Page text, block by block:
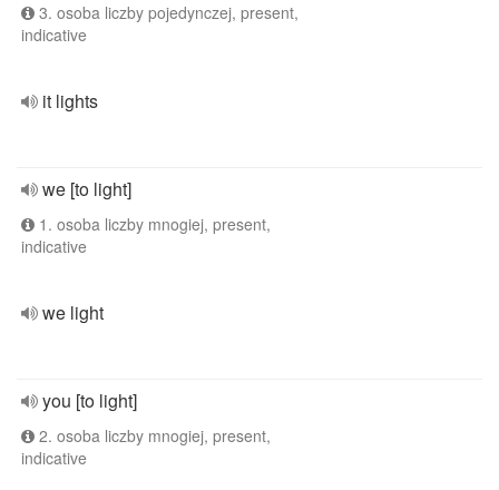
3. osoba liczby pojedynczej, present,
indicative
it lights
we [to light]
1. osoba liczby mnogiej, present,
indicative
we light
you [to light]
2. osoba liczby mnogiej, present,
indicative